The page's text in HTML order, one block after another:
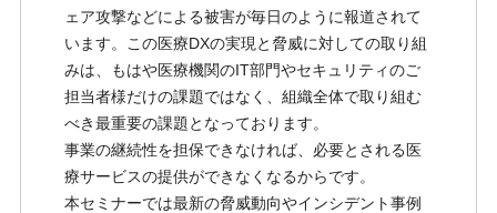
ェア攻撃などによる被害が毎日のように報道されて
います。この医療DXの実現と脅威に対しての取り組
みは、もはや医療機関のIT部門やセキュリティのご
担当者様だけの課題ではなく、組織全体で取り組む
べき最重要の課題となっております。
事業の継続性を担保できなければ、必要とされる医
療サービスの提供ができなくなるからです。
本セミナーでは最新の脅威動向やインシデント事例